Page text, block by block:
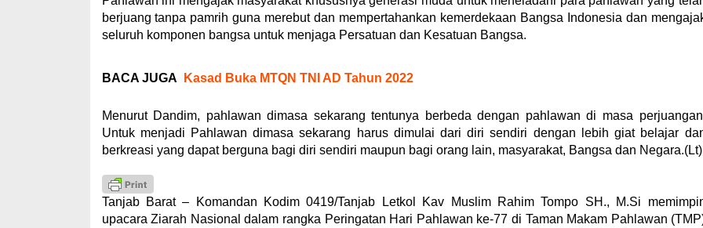
berjuang tanpa pamrih guna merebut dan mempertahankan kemerdekaan Bangsa Indonesia dan
seluruh komponen bangsa untuk menjaga Persatuan dan Kesatuan Bangsa.
BACA JUGA Kasad Buka MTQN TNI AD Tahun 2022
Menurut Dandim, pahlawan dimasa sekarang tentunya berbeda dengan pahlawan di masa
Untuk menjadi Pahlawan dimasa sekarang harus dimulai dari diri sendiri dengan lebih giat belajar
berkreasi yang dapat berguna bagi diri sendiri maupun bagi orang lain, masyarakat, Bangsa dan Negara.(Lt)
Tanjab Barat – Komandan Kodim 0419/Tanjab Letkol Kav Muslim Rahim Tompo SH., M.Si
upacara Ziarah Nasional dalam rangka Peringatan Hari Pahlawan ke-77 di Taman Makam Pahlawan